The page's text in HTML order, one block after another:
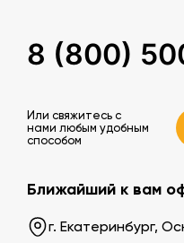
8 (800)
Или свяжитесь c
нами любым удобным
способом
Ближайший к вам
г. Екатеринбург,